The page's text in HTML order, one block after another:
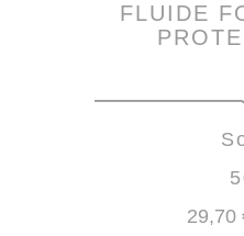
FLUIDE
29,70